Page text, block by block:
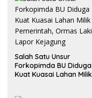
Salah Satu Unsur
Forkopimda BU Diduga
Kuat Kuasai Lahan Milik